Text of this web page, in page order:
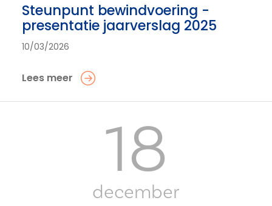
Steunpunt bewindvoering -
presentatie jaarverslag 2025
10/03/2026
Lees meer
18
december